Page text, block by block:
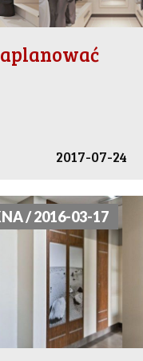
2017-07-24
/ 2016-03-17